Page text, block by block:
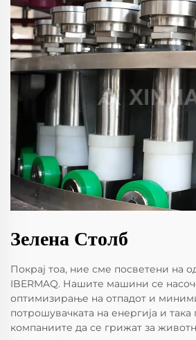
Зелена Столб
Покрај тоа, ние сме посветени на
IBERMAQ. Нашите машини се
оптимизирање на отпадот и
потрошувачката на енергија и така
компаниите да се грижат за